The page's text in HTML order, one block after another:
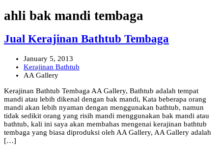
ahli bak mandi tembaga
Jual Kerajinan Bathtub Tembaga
January 5, 2013
Kerajinan Bathtub
AA Gallery
Kerajinan Bathtub Tembaga AA Gallery, Bathtub adalah tempat
mandi atau lebih dikenal dengan bak mandi, Kata beberapa orang
mandi akan lebih nyaman dengan menggunakan bathtub, namun
tidak sedikit orang yang risih mandi menggunakan bak mandi atau
bathtub, kali ini saya akan membahas mengenai kerajinan bathtub
tembaga yang biasa diproduksi oleh AA Gallery, AA Gallery adalah
[…]